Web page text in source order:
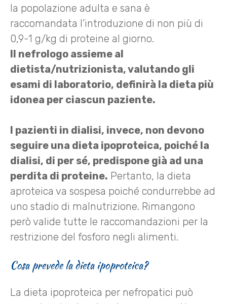
la popolazione adulta e sana è
raccomandata l’introduzione di non più di
0,9-1 g/kg di proteine al giorno.
Il nefrologo assieme al
dietista/nutrizionista, valutando gli
esami di laboratorio, definirà la dieta più
idonea per ciascun paziente.
I pazienti in dialisi, invece, non devono
seguire una dieta ipoproteica, poiché la
dialisi, di per sé, predispone già ad una
perdita di proteine. Pertanto, la dieta
aproteica va sospesa poiché condurrebbe ad
uno stadio di malnutrizione. Rimangono
però valide tutte le raccomandazioni per la
restrizione del fosforo negli alimenti.
Cosa prevede la dieta ipoproteica?
La dieta ipoproteica per nefropatici può